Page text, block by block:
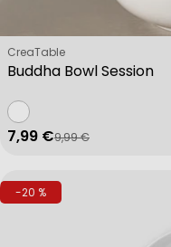
Buddha Bowl Session
Verkäufer:
CreaTable
Verkaufspreis
7,99 €
Regulärer Preis
9,99 €
-20 %